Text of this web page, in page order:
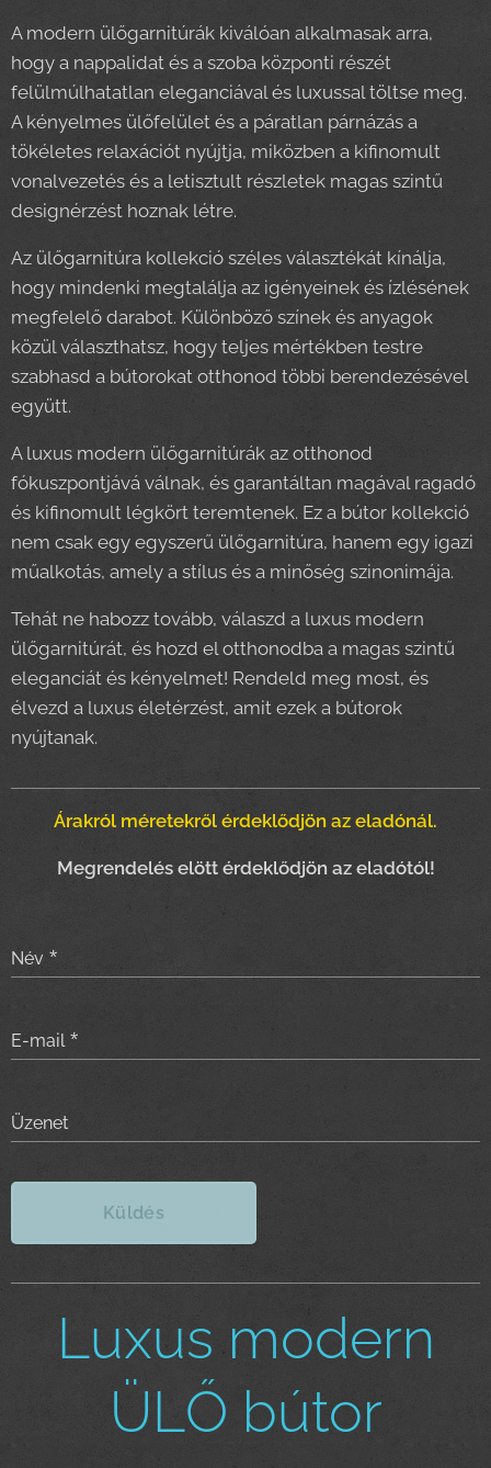
A modern ülőgarnitúrák kiválóan alkalmasak arra,
hogy a nappalidat és a szoba központi részét
felülmúlhatatlan eleganciával és luxussal töltse meg.
A kényelmes ülőfelület és a páratlan párnázás a
tökéletes relaxációt nyújtja, miközben a kifinomult
vonalvezetés és a letisztult részletek magas szintű
designérzést hoznak létre.
Az ülőgarnitúra kollekció széles választékát kínálja,
hogy mindenki megtalálja az igényeinek és ízlésének
megfelelő darabot. Különböző színek és anyagok
közül választhatsz, hogy teljes mértékben testre
szabhasd a bútorokat otthonod többi berendezésével
együtt.
A luxus modern ülőgarnitúrák az otthonod
fókuszpontjává válnak, és garantáltan magával ragadó
és kifinomult légkört teremtenek. Ez a bútor kollekció
nem csak egy egyszerű ülőgarnitúra, hanem egy igazi
műalkotás, amely a stílus és a minőség szinonimája.
Tehát ne habozz tovább, válaszd a luxus modern
ülőgarnitúrát, és hozd el otthonodba a magas szintű
eleganciát és kényelmet! Rendeld meg most, és
élvezd a luxus életérzést, amit ezek a bútorok
nyújtanak.
Árakról méretekről érdeklődjön az eladónál.
Megrendelés elött érdeklődjön az eladótól!
Név
E-mail
Üzenet
Küldés
Luxus modern
ÜLŐ bútor